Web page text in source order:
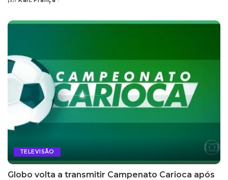
Posted
TELEVISÃO
Globo volta a transmitir Campenato Carioca após